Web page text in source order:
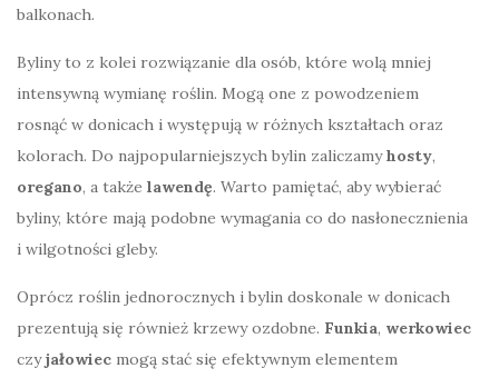
balkonach.
Byliny to z kolei rozwiązanie dla osób, które wolą mniej
intensywną wymianę roślin. Mogą one z powodzeniem
rosnąć w donicach i występują w różnych kształtach oraz
kolorach. Do najpopularniejszych bylin zaliczamyhosty,
oregano, a także lawendę. Warto pamiętać, aby wybierać
byliny, które mają podobne wymagania co do nasłonecznienia
i wilgotności gleby.
Oprócz roślin jednorocznych i bylin doskonale w donicach
prezentują się również krzewy ozdobne. Funkia, werkowiec
czyjałowiec mogą stać się efektywnym elementem